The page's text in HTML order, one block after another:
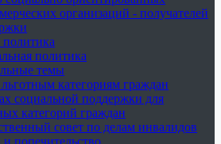
организаций - получателей
политика
темы
категориям граждан
социальной поддержки для
категорий граждан
совет по делам инвалидов
попечительство